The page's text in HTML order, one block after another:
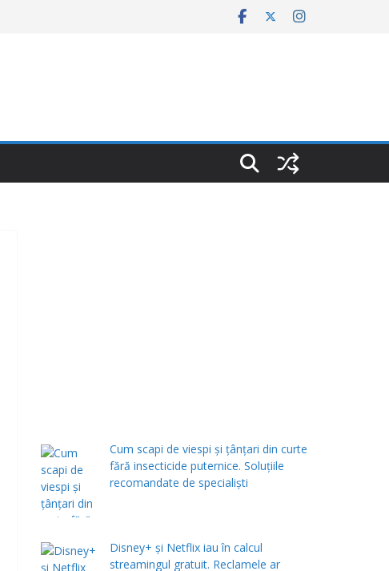
Cum scapi de viespi și țânțari din curte
fără insecticide puternice. Soluțiile
recomandate de specialiști
Disney+ și Netflix iau în calcul
streamingul gratuit. Reclamele ar